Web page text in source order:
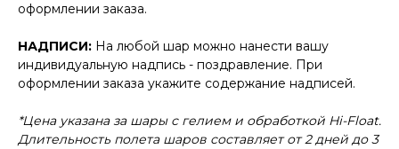
оформлении заказа.
НАДПИСИ: На любой шар можно нанести вашу
индивидуальную надпись - поздравление. При
оформлении заказа укажите содержание надписей.
*Цена указана за шары с гелием и обработкой Hi-Float.
Длительность полета шаров составляет от 2 дней до 3